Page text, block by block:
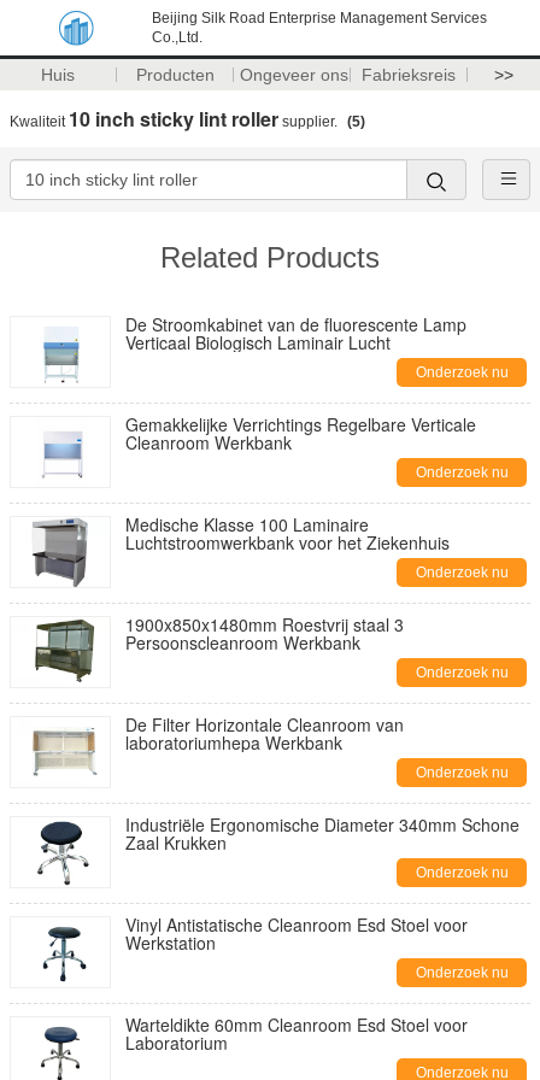
Beijing Silk Road Enterprise Management Services
Co.,Ltd.
Huis Producten Ongeveer ons Fabrieksreis >>
Kwaliteit 10 inch sticky lint roller supplier. (5)
Related Products
De Stroomkabinet van de fluorescente Lamp
Verticaal Biologisch Laminair Lucht
Onderzoek nu
Gemakkelijke Verrichtings Regelbare Verticale
Cleanroom Werkbank
Onderzoek nu
Medische Klasse 100 Laminaire
Luchtstroomwerkbank voor het Ziekenhuis
Onderzoek nu
1900x850x1480mm Roestvrij staal 3
Persoonscleanroom Werkbank
Onderzoek nu
De Filter Horizontale Cleanroom van
laboratoriumhepa Werkbank
Onderzoek nu
Industriële Ergonomische Diameter 340mm Schone
Zaal Krukken
Onderzoek nu
Vinyl Antistatische Cleanroom Esd Stoel voor
Werkstation
Onderzoek nu
Warteldikte 60mm Cleanroom Esd Stoel voor
Laboratorium
Onderzoek nu